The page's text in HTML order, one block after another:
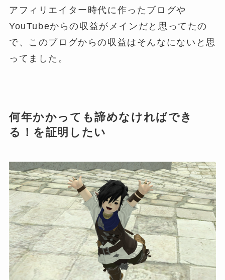
アフィリエイター時代に作ったブログや
YouTubeからの収益がメインだと思ってたの
で、このブログからの収益はそんなにないと思
ってました。
何年かかっても諦めなければでき
る！を証明したい